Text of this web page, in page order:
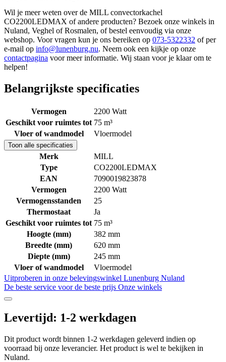
Wil je meer weten over de MILL convectorkachel
CO2200LEDMAX of andere producten? Bezoek onze winkels in
Nuland, Veghel of Rosmalen, of bestel eenvoudig via onze
webshop. Voor vragen kun je ons bereiken op 073-5322332 of per
e-mail op info@lunenburg.nu. Neem ook een kijkje op onze
contactpagina voor meer informatie. Wij staan voor je klaar om te
helpen!
Belangrijkste specificaties
Vermogen
2200 Watt
Geschikt voor ruimtes tot 75 m³
Vloer of wandmodel
Vloermodel
Toon alle specificaties
Merk
MILL
Type
CO2200LEDMAX
EAN
7090019823878
Vermogen
2200 Watt
Vermogensstanden
25
Thermostaat
Ja
Geschikt voor ruimtes tot 75 m³
Hoogte (mm)
382 mm
Breedte (mm)
620 mm
Diepte (mm)
245 mm
Vloer of wandmodel
Vloermodel
Uitproberen in onze belevingswinkel Lunenburg Nuland
De beste service voor de beste prijs Onze winkels
Levertijd: 1-2 werkdagen
Dit product wordt binnen 1-2 werkdagen geleverd indien op
voorraad bij onze leverancier. Het product is wel te bekijken in
Nuland.